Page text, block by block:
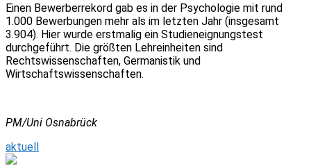
Einen Bewerberrekord gab es in der Psychologie mit rund
1.000 Bewerbungen mehr als im letzten Jahr (insgesamt
3.904). Hier wurde erstmalig ein Studieneignungstest
durchgeführt. Die größten Lehreinheiten sind
Rechtswissenschaften, Germanistik und
Wirtschaftswissenschaften.
PM/Uni Osnabrück
aktuell